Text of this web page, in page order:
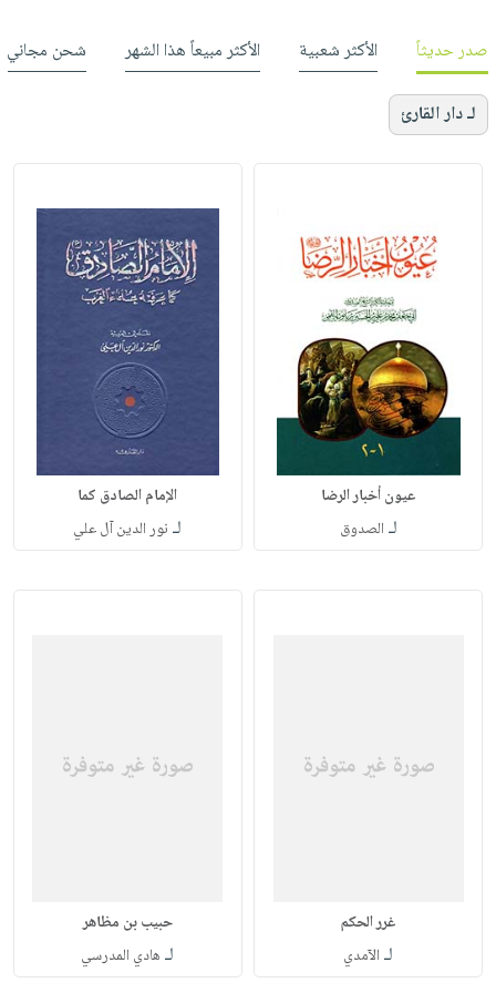
صدر حديثاً الأكثر شعبية الأكثر مبيعاً هذا الشهر شحن مجاني
لـ دار القارئ
عيون أخبار الرضا
لـ الصدوق
الإمام الصادق كما
لـ نور الدين آل علي
غرر الحكم
لـ الآمدي
حبيب بن مظاهر
لـ هادي المدرسي